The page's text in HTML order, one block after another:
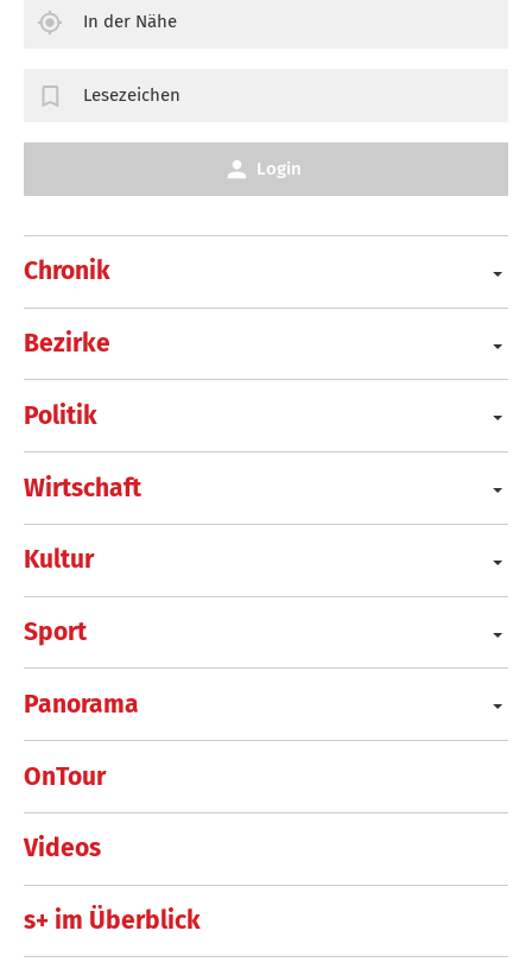
Chronik
Bezirke
Politik
Wirtschaft
Kultur
Sport
Panorama
OnTour
Videos
s+ im Überblick
In der Nähe
Lesezeichen
Login